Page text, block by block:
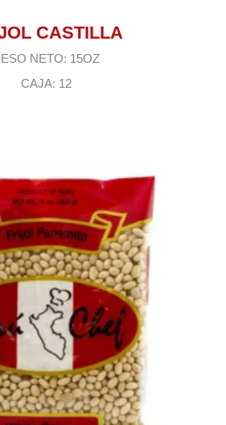
CASTILLA
NETO: 15OZ
CAJA: 12